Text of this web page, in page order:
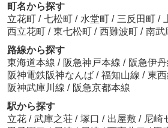
町名から探す
立花町 / 七松町 / 水堂町 / 三反田町 /
西立花町 / 東七松町 / 西難波町 / 南武
路線から探す
東海道本線 / 阪急神戸本線 / 阪急伊
阪神電鉄阪神なんば / 福知山線 / 東
阪神武庫川線 / 阪急京都本線
駅から探す
立花 / 武庫之荘 / 塚口 / 出屋敷 / 尼崎